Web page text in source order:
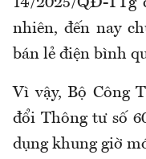
nhiên, đến nay
bán lẻ điện bình
Vì vậy, Bộ Công
đổi Thông tư số
dụng khung giờ